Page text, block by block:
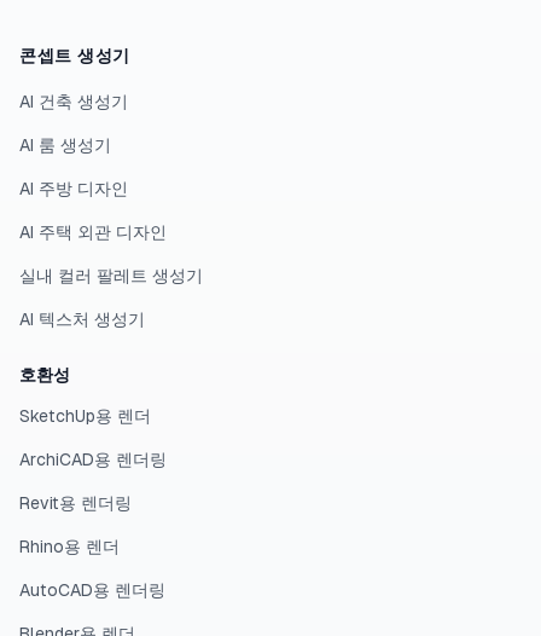
콘셉트 생성기
AI 건축 생성기
AI 룸 생성기
AI 주방 디자인
AI 주택 외관 디자인
실내 컬러 팔레트 생성기
AI 텍스처 생성기
호환성
SketchUp용 렌더
ArchiCAD용 렌더링
Revit용 렌더링
Rhino용 렌더
AutoCAD용 렌더링